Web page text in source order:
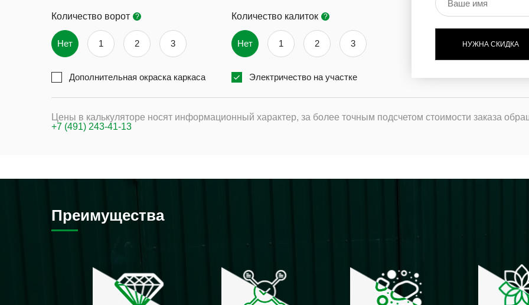
Количество ворот ?
Нет 1 2 3
Количество калиток ?
Нет 1 2 3
Дополнительная окраска каркаса Электричество на участке
НУЖНА СКИДКА
Цены в калькуляторе носят информационный характер, за более точным подсчетом стоимости заказа
+7 (491) 243-41-13
Преимущества